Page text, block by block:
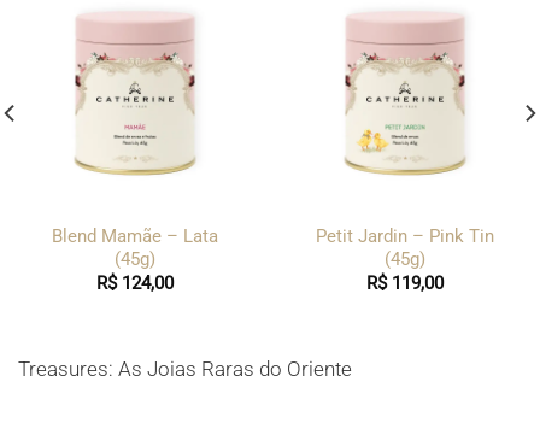
Blend Mamãe – Lata
(45g)
R$124,00
Petit Jardin – Pink Tin
(45g)
R$119,00
Treasures: As Joias Raras do Oriente